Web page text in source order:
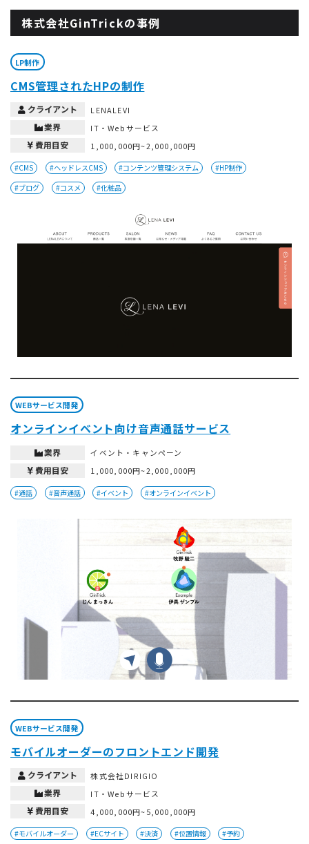
株式会社GinTrickの事例
LP制作
CMS管理されたHPの制作
クライアント LENALEVI
業界 IT・Webサービス
費用目安 1,000,000円~2,000,000円
#CMS #ヘッドレスCMS #コンテンツ管理システム
#HP制作
#ブログ
#コスメ #化粧品
WEBサービス開発
オンラインイベント向け音声通話サービス
業界 イベント・キャンペーン
費用目安 1,000,000円~2,000,000円
#通話 #音声通話 #イベント #オンラインイベント
WEBサービス開発
モバイルオーダーのフロントエンド開発
クライアント 株式会社DIRIGIO
業界 IT・Webサービス
費用目安 4,000,000円~5,000,000円
#モバイルオーダー #ECサイト #決済 #位置情報 #予約